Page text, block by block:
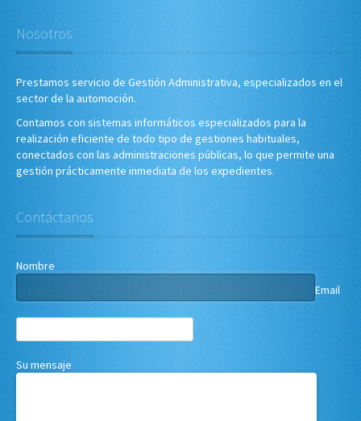
Nosotros
Prestamos servicio de Gestión Administrativa, especializados en el
sector de la automoción.
Contamos con sistemas informáticos especializados para la
realización eficiente de todo tipo de gestiones habituales,
conectados con las administraciones públicas, lo que permite una
gestión prácticamente inmediata de los expedientes.
Contáctanos
Nombre
Email
Su mensaje